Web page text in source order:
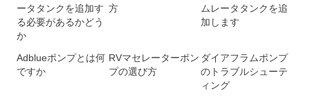
ータタンクを追加す
る必要があるかどう
か
方
ムレータタンクを追
加します
Adblueポンプとは何
ですか
RVマセレーターポン
プの選び方
ダイアフラムポンプ
のトラブルシューテ
ィング